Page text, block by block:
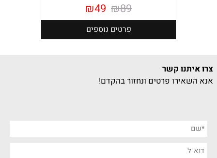
₪89
₪49
פרטים נוספים
צרו איתנו קשר
אנא השאירו פרטים ונחזור בהקדם!